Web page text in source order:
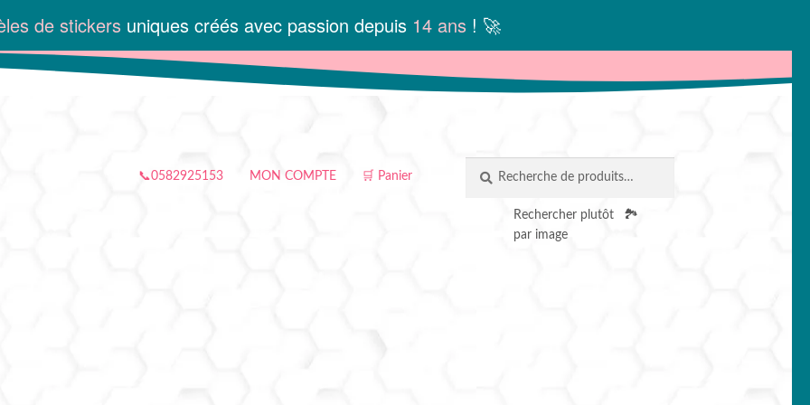
de stickers uniques créés avec passion depuis 14 ans ! 🚀
📞0582925153 MON COMPTE 🛒 Panier
pour :
RECHERCHE
Rechercher plutôt
par image
🏞️